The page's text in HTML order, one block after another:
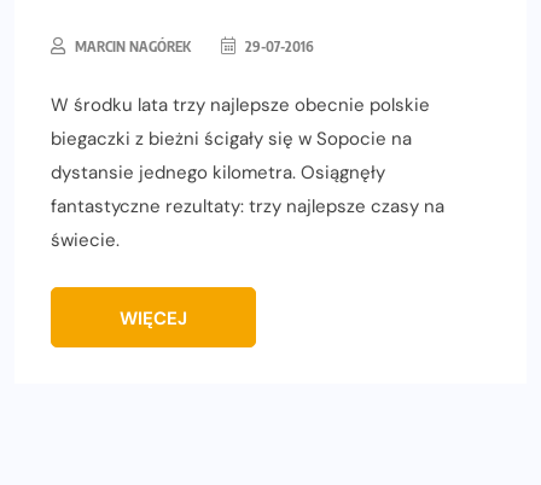
MARCIN NAGÓREK 29-07-2016
W środku lata trzy najlepsze obecnie polskie
biegaczki z bieżni ścigały się w Sopocie na
dystansie jednego kilometra. Osiągnęły
fantastyczne rezultaty: trzy najlepsze czasy na
świecie.
WIĘCEJ